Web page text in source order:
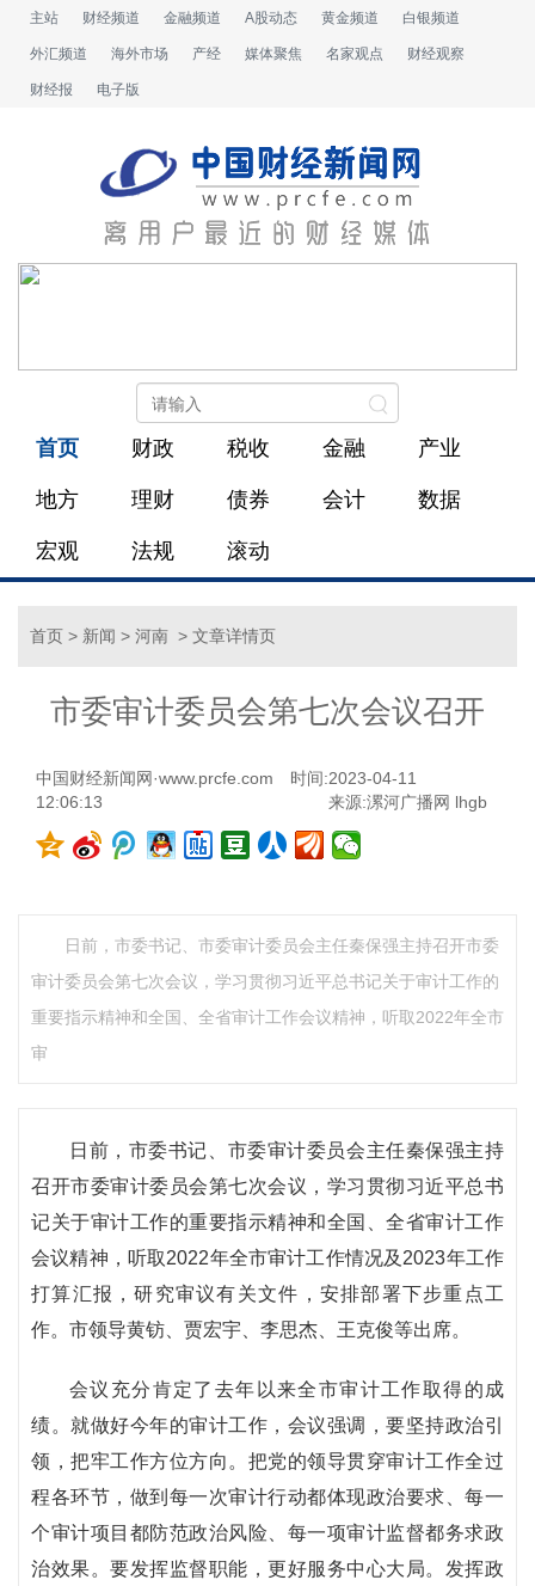
主站 财经频道 金融频道 A股动态 黄金频道 白银频道
外汇频道 海外市场 产经 媒体聚焦 名家观点 财经观察
财经报 电子版
首页 财政 税收 金融 产业
地方 理财 债券 会计 数据
宏观 法规 滚动
首页 > 新闻 > 河南 > 文章详情页
市委审计委员会第七次会议召开
中国财经新闻网·www.prcfe.com
时间:2023-04-11
12:06:13
来源:漯河广播网 lhgb
日前，市委书记、市委审计委员会主任秦保强主持召开市委
审计委员会第七次会议，学习贯彻习近平总书记关于审计工作的
重要指示精神和全国、全省审计工作会议精神，听取2022年全市
审
日前，市委书记、市委审计委员会主任秦保强主持
召开市委审计委员会第七次会议，学习贯彻习近平总书
记关于审计工作的重要指示精神和全国、全省审计工作
会议精神，听取2022年全市审计工作情况及2023年工作
打算汇报，研究审议有关文件，安排部署下步重点工
作。市领导黄钫、贾宏宇、李思杰、王克俊等出席。
会议充分肯定了去年以来全市审计工作取得的成
绩。就做好今年的审计工作，会议强调，要坚持政治引
领，把牢工作方位方向。把党的领导贯穿审计工作全过
程各环节，做到每一次审计行动都体现政治要求、每一
个审计项目都防范政治风险、每一项审计监督都务求政
治效果。要发挥监督职能，更好服务中心大局。发挥政